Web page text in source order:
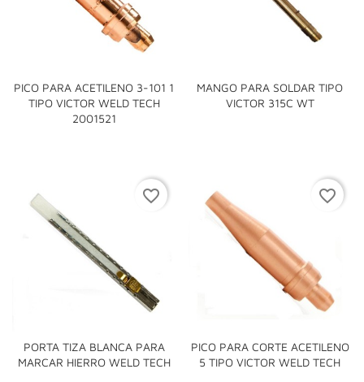
PICO PARA ACETILENO 3-101 1
TIPO VICTOR WELD TECH
2001521
MANGO PARA SOLDAR TIPO
VICTOR 315C WT
PORTA TIZA BLANCA PARA
MARCAR HIERRO WELD TECH
favorite_border
PICO PARA CORTE ACETILENO
5 TIPO VICTOR WELD TECH
favorite_border